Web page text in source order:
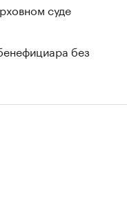
суде
без